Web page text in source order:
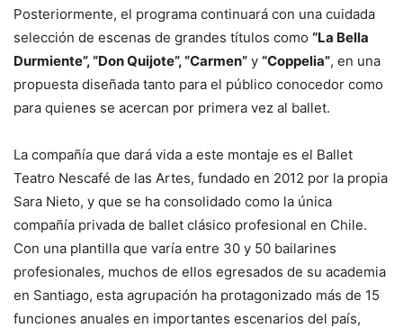
Posteriormente, el programa continuará con una cuidada
selección de escenas de grandes títulos como “La Bella
Durmiente”, “Don Quijote”, “Carmen” y “Coppelia”, en una
propuesta diseñada tanto para el público conocedor como
para quienes se acercan por primera vez al ballet.
La compañía que dará vida a este montaje es el Ballet
Teatro Nescafé de las Artes, fundado en 2012 por la propia
Sara Nieto, y que se ha consolidado como la única
compañía privada de ballet clásico profesional en Chile.
Con una plantilla que varía entre 30 y 50 bailarines
profesionales, muchos de ellos egresados de su academia
en Santiago, esta agrupación ha protagonizado más de 15
funciones anuales en importantes escenarios del país,